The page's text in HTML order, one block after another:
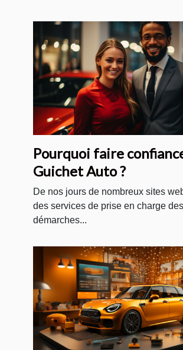
Pourquoi faire
Guichet Auto ?
De nos jours de nombreux sites
des services de prise en charge des
démarches...